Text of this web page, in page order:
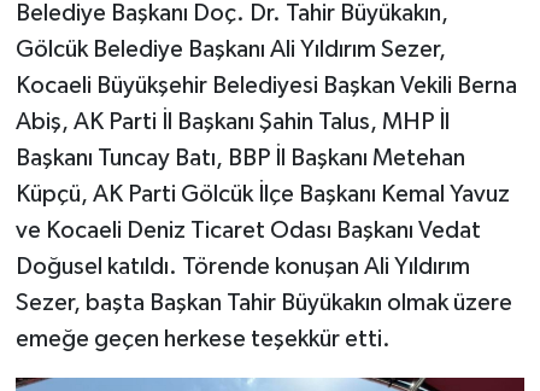
Belediye Başkanı Doç. Dr. Tahir Büyükakın,
Gölcük Belediye Başkanı Ali Yıldırım Sezer,
Kocaeli Büyükşehir Belediyesi Başkan Vekili Berna
Abiş, AK Parti İl Başkanı Şahin Talus, MHP İl
Başkanı Tuncay Batı, BBP İl Başkanı Metehan
Küpçü, AK Parti Gölcük İlçe Başkanı Kemal Yavuz
ve Kocaeli Deniz Ticaret Odası Başkanı Vedat
Doğusel katıldı. Törende konuşan Ali Yıldırım
Sezer, başta Başkan Tahir Büyükakın olmak üzere
emeğe geçen herkese teşekkür etti.